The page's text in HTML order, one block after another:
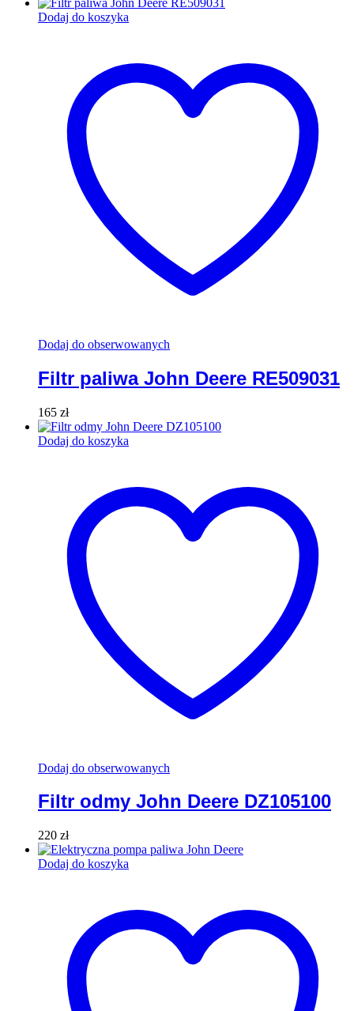
Dodaj do koszyka
Dodaj do obserwowanych
Filtr paliwa John Deere RE509031
165 zł
Dodaj do koszyka
Dodaj do obserwowanych
Filtr odmy John Deere DZ105100
220 zł
Dodaj do koszyka